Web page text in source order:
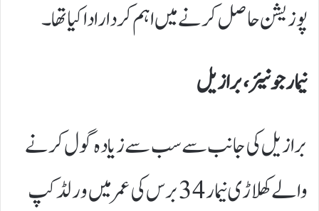
پوزیشن حاصل کرنے میں اہم کردار ادا کیا تھا۔
نیمار جونیئر، برازیل
برازیل کی جانب سے سب سے زیادہ گول کرنے
والے کھلاڑی نیمار 34 برس کی عمر میں ورلڈ کپ